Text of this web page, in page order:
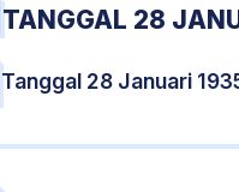
TANGGAL 28
Tanggal 28 Januari